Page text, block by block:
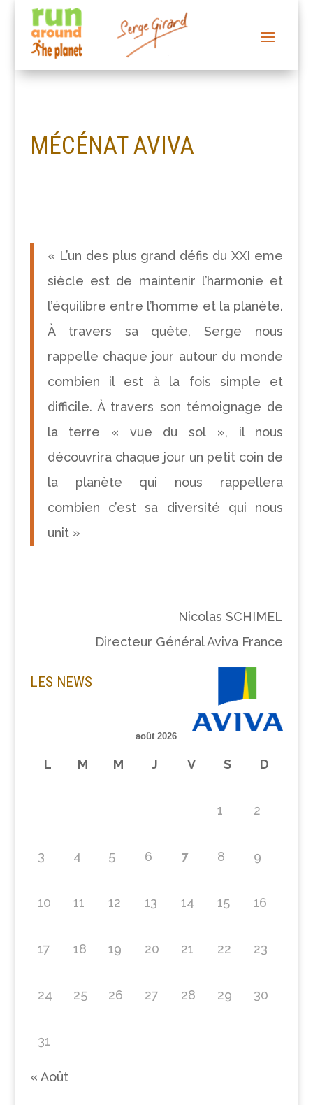
MÉCÉNAT AVIVA
« L’un des plus grand défis du XXI eme
siècle est de maintenir l’harmonie et
l’équilibre entre l’homme et la planète.
À travers sa quête, Serge nous
rappelle chaque jour autour du monde
combien il est à la fois simple et
difficile. À travers son témoignage de
la terre « vue du sol », il nous
découvrira chaque jour un petit coin de
la planète qui nous rappellera
combien c’est sa diversité qui nous
unit »
Nicolas SCHIMEL
Directeur Général Aviva France
LES NEWS
août 2026
L M M J V S D
1 2
3 4 5 6 7 8 9
10 11 12 13 14 15 16
17 18 19 20 21 22 23
24 25 26 27 28 29 30
31
« Août